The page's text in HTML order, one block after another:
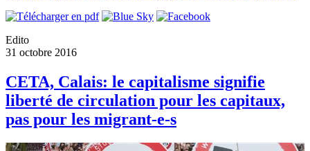
Edito
31 octobre 2016
CETA, Calais: le capitalisme signifie
liberté de circulation pour les capitaux,
pas pour les migrant-e-s